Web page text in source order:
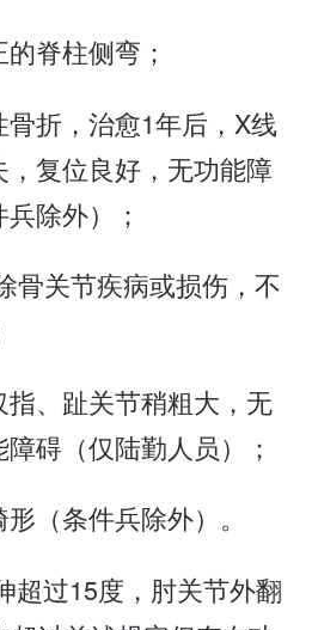
的脊柱侧弯；
骨折，治愈1年后，X线
，复位良好，无功能障
除外）；
骨关节疾病或损伤，不
指、趾关节稍粗大，无
碍（仅陆勤人员）；
（条件兵除外）。
超过15度，肘关节外翻